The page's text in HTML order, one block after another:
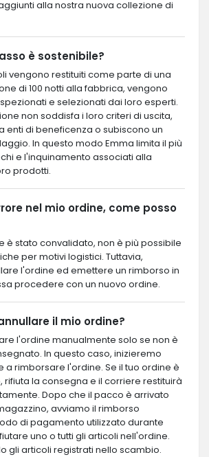
alla nostra nuova collezione di
è sostenibile?
vengono restituiti come parte di una
di 100 notti alla fabbrica, vengono
e selezionati dai loro esperti.
non soddisfa i loro criteri di uscita,
enti di beneficenza o subiscono un
In questo modo Emma limita il più
e l'inquinamento associati alla
prodotti.
nel mio ordine, come posso
è stato convalidato, non è più possibile
per motivi logistici. Tuttavia,
l'ordine ed emettere un rimborso in
procedere con un nuovo ordine.
il mio ordine?
l'ordine manualmente solo se non è
In questo caso, inizieremo
rimborsare l'ordine. Se il tuo ordine è
rifiuta la consegna e il corriere restituirà
Dopo che il pacco è arrivato
avviamo il rimborso
di pagamento utilizzato durante
uno o tutti gli articoli nell'ordine.
gli articoli registrati nello scambio.